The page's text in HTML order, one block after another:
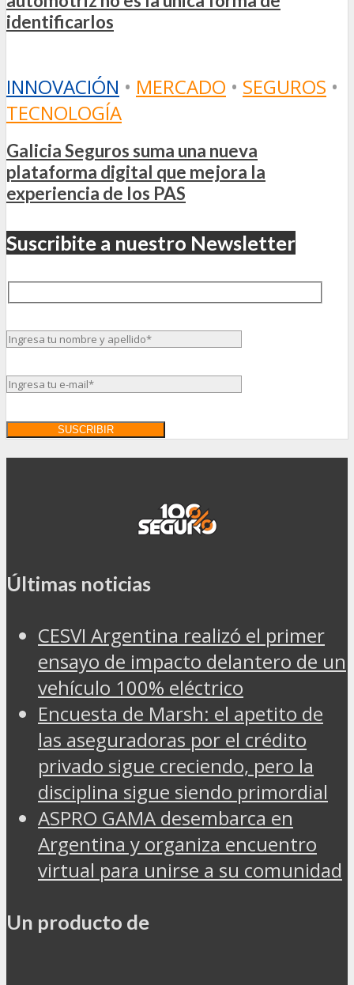
identificarlos
INNOVACIÓN • MERCADO • SEGUROS •
TECNOLOGÍA
Galicia Seguros suma una nueva
plataforma digital que mejora la
experiencia de los PAS
Suscribite a nuestro Newsletter
Últimas noticias
CESVI Argentina realizó el primer
ensayo de impacto delantero de un
vehículo 100% eléctrico
Encuesta de Marsh: el apetito de
las aseguradoras por el crédito
privado sigue creciendo, pero la
disciplina sigue siendo primordial
ASPRO GAMA desembarca en
Argentina y organiza encuentro
virtual para unirse a su comunidad
Un producto de